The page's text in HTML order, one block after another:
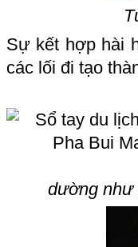
Sự kết hợp hài
các lối đi tạo
dường như